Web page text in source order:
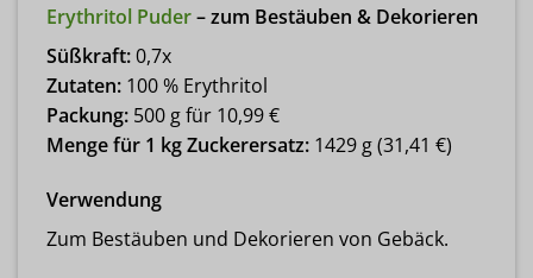
Erythritol Puder– zum Bestäuben & Dekorieren
Süßkraft:0,7x
Zutaten: 100 % Erythritol
Packung: 500 g für 10,99 €
Menge für 1 kg Zuckerersatz: 1429 g (31,41 €)
Verwendung
Zum Bestäuben und Dekorieren von Gebäck.